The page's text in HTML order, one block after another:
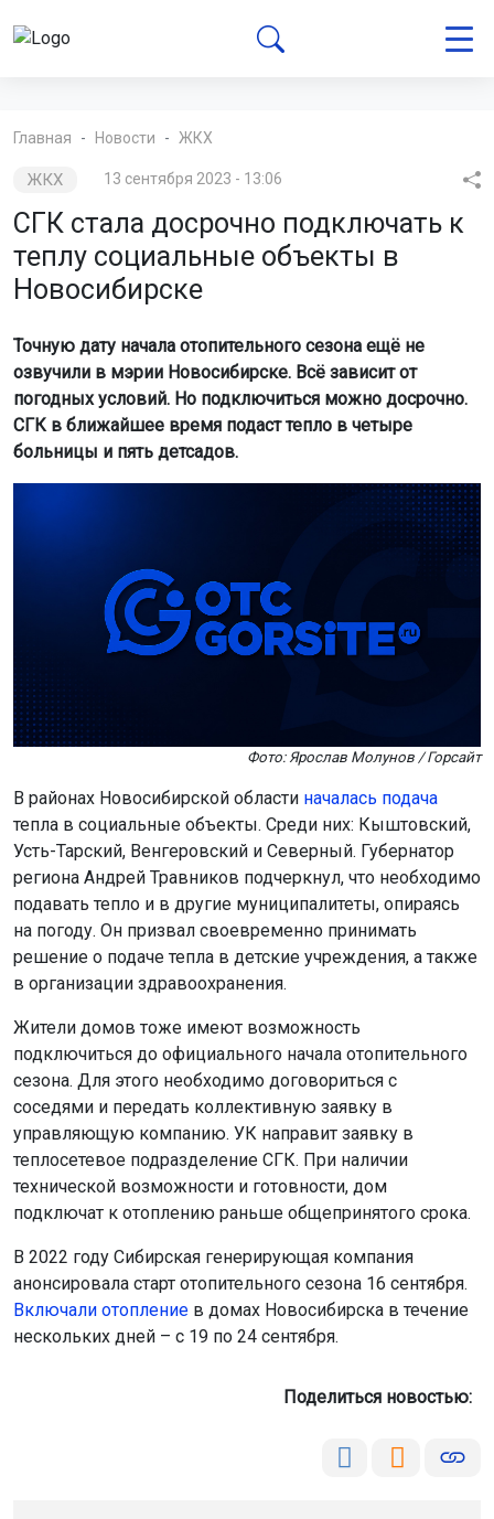
Главная Новости ЖКХ
ЖКХ 13 сентября 2023 - 13:06
СГК стала досрочно подключать к
теплу социальные объекты в
Новосибирске
Точную дату начала отопительного сезона ещё не
озвучили в мэрии Новосибирске. Всё зависит от
погодных условий. Но подключиться можно досрочно.
СГК в ближайшее время подаст тепло в четыре
больницы и пять детсадов.
Фото: Ярослав Молунов / Горсайт
В районах Новосибирской области началась подача
тепла в социальные объекты. Среди них: Кыштовский,
Усть-Тарский, Венгеровский и Северный. Губернатор
региона Андрей Травников подчеркнул, что необходимо
подавать тепло и в другие муниципалитеты, опираясь
на погоду. Он призвал своевременно принимать
решение о подаче тепла в детские учреждения, а также
в организации здравоохранения.
Жители домов тоже имеют возможность
подключиться до официального начала отопительного
сезона. Для этого необходимо договориться с
соседями и передать коллективную заявку в
управляющую компанию. УК направит заявку в
теплосетевое подразделение СГК. При наличии
технической возможности и готовности, дом
подключат к отоплению раньше общепринятого срока.
В 2022 году Сибирская генерирующая компания
анонсировала старт отопительного сезона 16 сентября.
Включали отопление в домах Новосибирска в течение
нескольких дней – с 19 по 24 сентября.
Поделиться новостью: